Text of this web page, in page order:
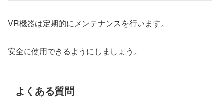
VR機器は定期的にメンテナンスを行います。
安全に使用できるようにしましょう。
よくある質問